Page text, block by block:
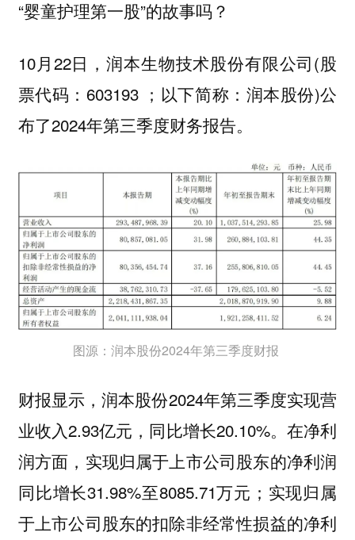
“婴童护理第一股”的故事吗？
10月22日，润本生物技术股份有限公司(股
票代码：603193 ；以下简称：润本股份)公
布了2024年第三季度财务报告。
图源：润本股份2024年第三季度财报
财报显示，润本股份2024年第三季度实现营
业收入2.93亿元，同比增长20.10%。在净利
润方面，实现归属于上市公司股东的净利润
同比增长31.98%至8085.71万元；实现归属
于上市公司股东的扣除非经常性损益的净利